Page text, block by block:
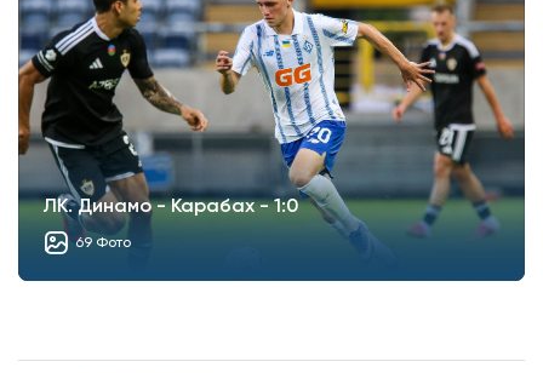
ЛК. Динамо - Карабах - 1:0
69 Фото